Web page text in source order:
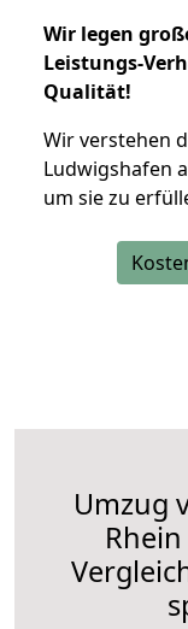
Wir legen
Leistungs-
Qualität!
Wir verstehen
Ludwigshafen
um sie zu
Umzug